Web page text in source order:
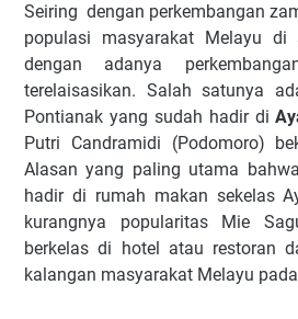
Seiring dengan perkembangan
populasi masyarakat Melayu di
dengan adanya
terelaisasikan. Salah satunya
Pontianak yang sudah hadir di
Putri Candramidi (Podomoro)
Alasan yang paling utama
hadir di rumah makan sekelas
kurangnya popularitas Mie
berkelas di hotel atau restoran
kalangan masyarakat Melayu